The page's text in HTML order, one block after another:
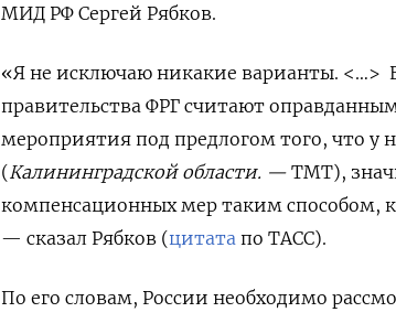
МИД РФ Сергей Рябков.
«Я не исключаю никакие варианты. <…>
правительства ФРГ считают
мероприятия под предлогом того, что у
(Калининградской области. — ТМТ),
компенсационных мер таким способом,
— сказал Рябков (цитата по ТАСС).
По его словам, России необходимо